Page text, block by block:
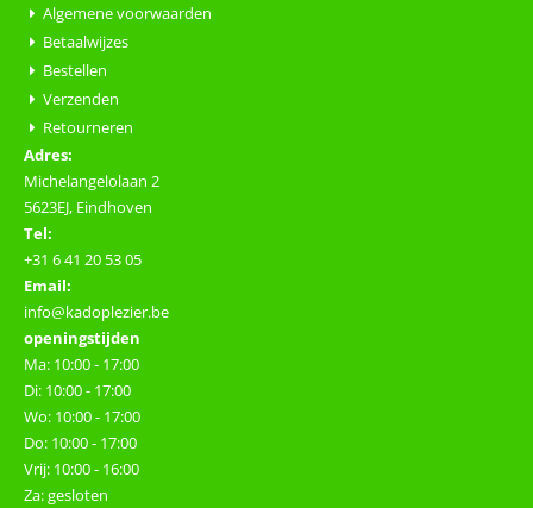
Algemene voorwaarden
Betaalwijzes
Bestellen
Verzenden
Retourneren
Adres:
Michelangelolaan 2
5623EJ, Eindhoven
Tel:
+31 6 41 20 53 05
Email:
info@kadoplezier.be
openingstijden
Ma: 10:00 - 17:00
Di: 10:00 - 17:00
Wo: 10:00 - 17:00
Do: 10:00 - 17:00
Vrij: 10:00 - 16:00
Za: gesloten